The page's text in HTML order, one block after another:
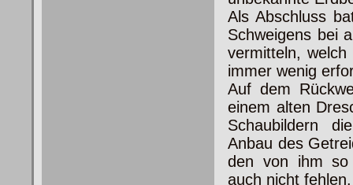
Als Abschluss
Schweigens bei
vermitteln,
immer wenig
Auf dem
einem alten
Schaubildern
Anbau des
den von ihm so
auch nicht fehlen.